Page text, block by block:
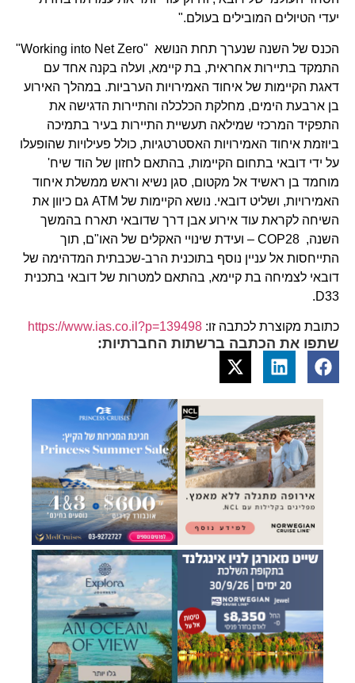
יעדי הטיולים המובילים בעולם."
הכנס של השנה שנערך תחת הנושא "Working into Net Zero"
התמקד בתיירות אחראית, בת קיימא, ועלה בקנה אחד עם
דאגת הקיימות של איחוד האמירויות הערביות. במהלך האירוע
בן ארבעת הימים, מחלקת הכלכלה והתיירות הדגישה את
התפקיד המרכזי שמילאה תעשיית התיירות בעיר בתמיכה
ביוזמת איחוד האמירויות האסטרטגיות, כולל פעילויות שהופעלו
על ידי דובאי בתחום הקיימות, בהתאם לחזון של הוד שיח'
מוחמד בן ראשיד אל מקטום, סגן נשיא וראש ממשלת איחוד
האמירויות, ושליט דובאי. נושא הקיימות של ATM גם כיוון את
השיחה לקראת עוד אירוע אבן דרך שדובאי תארח בהמשך
השנה, COP28 – ועידת שינויי האקלים של האו"ם, תוך
התייחסות אל עניין נוסף בתוכנית הרב-שכבתית המדהימה של
דובאי לצמיחה בת קיימא, בהתאם למטרות של דובאי בתכנית
D33.
כתובת מקוצרת לכתבה זו: https://www.ias.co.il?p=139498
שתפו את הכתבה ברשתות החברתיות: